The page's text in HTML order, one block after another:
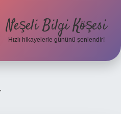
Neşeli Bilgi Köşesi
Hızlı hikayelerle gününü şenlendir!